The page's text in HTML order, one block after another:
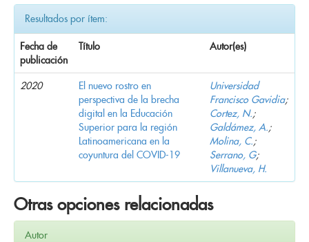
Resultados por ítem:
Fecha de
publicación
Título Autor(es)
2020
El nuevo rostro en
perspectiva de la brecha
digital en la Educación
Superior para la región
Latinoamericana en la
coyuntura del COVID-19
Universidad
Francisco Gavidia;
Cortez, N.;
Galdámez, A.;
Molina, C.;
Serrano, G;
Villanueva, H.
Otras opciones relacionadas
Autor